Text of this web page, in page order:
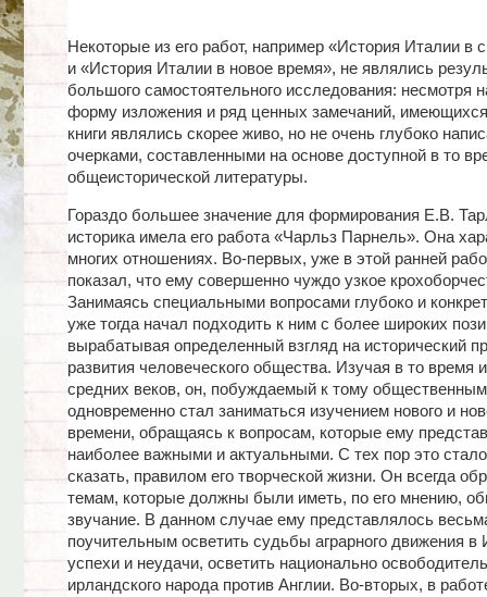
Некоторые из его работ, например «История Италии в
и «История Италии в новое время», не являлись
большого самостоятельного исследования: несмотря
форму изложения и ряд ценных замечаний,
книги являлись скорее живо, но не очень глубоко
очерками, составленными на основе доступной в то
общеисторической литературы.
Гораздо большее значение для формирования Е.В.
историка имела его работа «Чарльз Парнель». Она
многих отношениях. Во-первых, уже в этой ранней
показал, что ему совершенно чуждо узкое
Занимаясь специальными вопросами глубоко и
уже тогда начал подходить к ним с более широких
вырабатывая определенный взгляд на исторический
развития человеческого общества. Изучая в то время
средних веков, он, побуждаемый к тому
одновременно стал заниматься изучением нового и
времени, обращаясь к вопросам, которые ему
наиболее важными и актуальными. С тех пор это
сказать, правилом его творческой жизни. Он всегда
темам, которые должны были иметь, по его мнению,
звучание. В данном случае ему представлялось
поучительным осветить судьбы аграрного движения в
успехи и неудачи, осветить национально
ирландского народа против Англии. Во-вторых, в